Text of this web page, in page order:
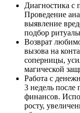
Диагностика с
Проведение
выявление
подбор
Возврат
вызова на
соперницы,
магической
Работа с
3 недель после
финансов.
росту,